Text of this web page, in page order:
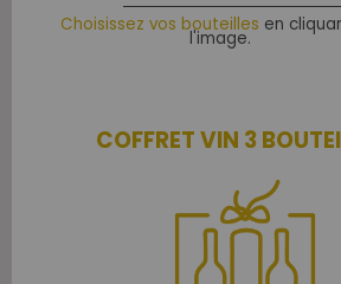
Choisissez vos bouteilles en
l'image.
COFFRET VIN 3